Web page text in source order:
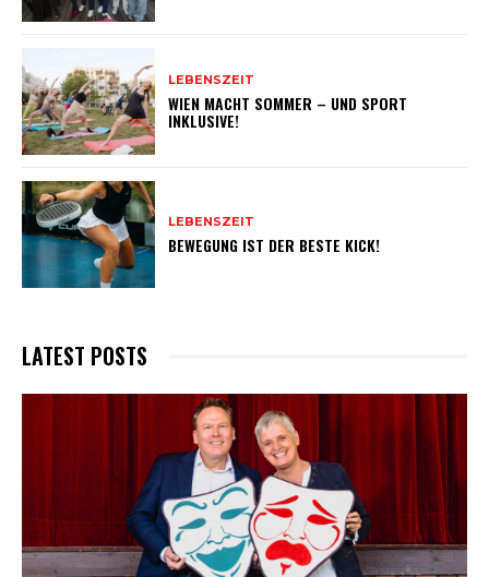
LEBENSZEIT
WIEN MACHT SOMMER – UND SPORT
INKLUSIVE!
LEBENSZEIT
BEWEGUNG IST DER BESTE KICK!
LATEST POSTS